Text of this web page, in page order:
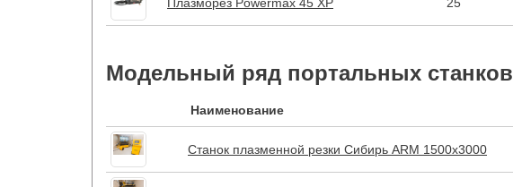
Модельный ряд портальных станков
Наименование
Станок плазменной резки Сибирь ARM 1500х3000